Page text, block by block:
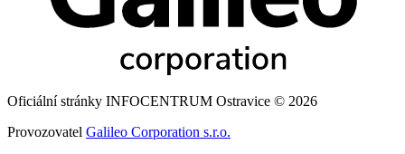
Oficiální stránky INFOCENTRUM Ostravice © 2026
Provozovatel Galileo Corporation s.r.o.